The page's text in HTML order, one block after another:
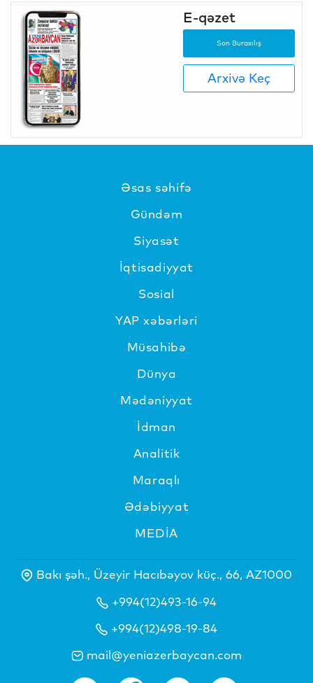
E-qəzet
Son Buraxılış
Arxivə Keç
Əsas səhifə
Gündəm
Siyasət
İqtisadiyyat
Sosial
YAP xəbərləri
Müsahibə
Dünya
Mədəniyyat
İdman
Analitik
Maraqlı
Ədəbiyyat
MEDİA
Bakı şəh., Üzeyir Hacıbəyov küç., 66, AZ1000
+994(12)493-16-94
+994(12)498-19-84
mail@yeniazerbaycan.com